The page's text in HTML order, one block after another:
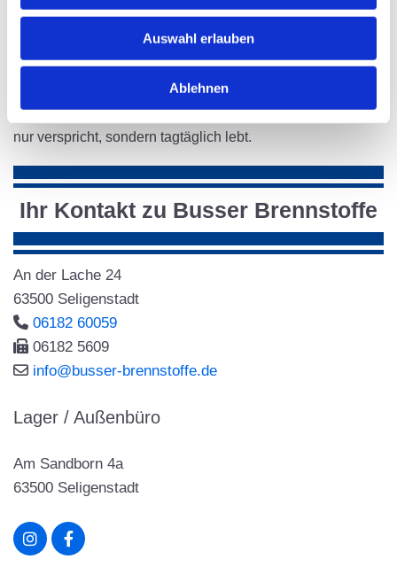
Auswahl erlauben
Ablehnen
Sicherheitsstandards, einen umweltschonenden Umgang
mit Ressourcen sowie eine kundennahe,
lösungsorientierte Kommunikation. Mit Busser Brennstoffe
entscheiden Sie sich für einen Partner, der Service nicht
nur verspricht, sondern tagtäglich lebt.
Ihr Kontakt zu Busser Brennstoffe
An der Lache 24
63500 Seligenstadt
 06182 60059
 06182 5609
 info@busser-brennstoffe.de
Lager / Außenbüro
Am Sandborn 4a
63500 Seligenstadt